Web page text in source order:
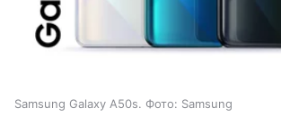
Samsung Galaxy A50s. Фото: Samsung